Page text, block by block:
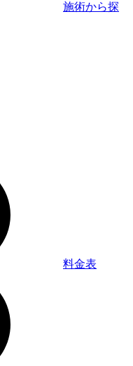
施術から探
料金表